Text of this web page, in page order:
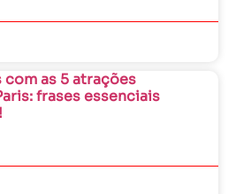
as 5 atrações
frases essenciais